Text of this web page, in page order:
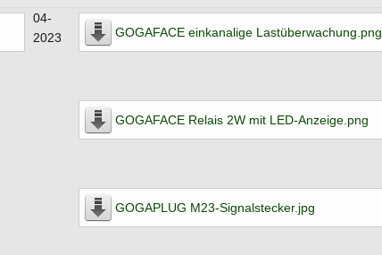
04-
2023
GOGAFACE einkanalige Lastüberwachung.png
GOGAFACE Relais 2W mit LED-Anzeige.png
GOGAPLUG M23-Signalstecker.jpg